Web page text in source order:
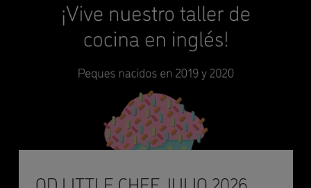
OD LITTLE CHEF JULIO 2026